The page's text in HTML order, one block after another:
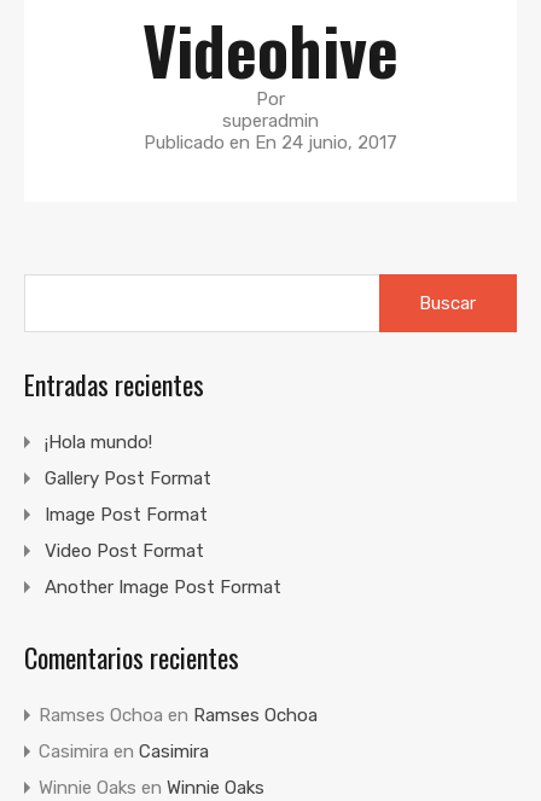
Videohive
Por
superadmin
Publicado en En 24 junio, 2017
Entradas recientes
¡Hola mundo!
Gallery Post Format
Image Post Format
Video Post Format
Another Image Post Format
Comentarios recientes
Ramses Ochoa en Ramses Ochoa
Casimira en Casimira
Winnie Oaks en Winnie Oaks